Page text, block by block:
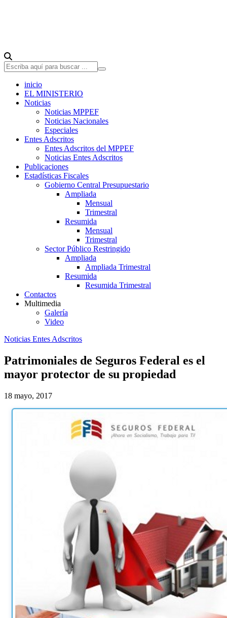
inicio
EL MINISTERIO
Noticias
Noticias MPPEF
Noticias Nacionales
Especiales
Entes Adscritos
Entes Adscritos del MPPEF
Noticias Entes Adscritos
Publicaciones
Estadísticas Fiscales
Gobierno Central Presupuestario
Ampliada
Mensual
Trimestral
Resumida
Mensual
Trimestral
Sector Público Restringido
Ampliada
Ampliada Trimestral
Resumida
Resumida Trimestral
Contactos
Multimedia
Galería
Video
Noticias Entes Adscritos
Patrimoniales de Seguros Federal es el
mayor protector de su propiedad
18 mayo, 2017